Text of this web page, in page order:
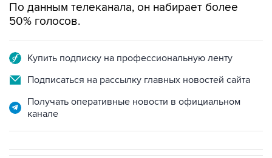
По данным телеканала, он набирает более
50% голосов.
Купить подписку на профессиональную ленту
Подписаться на рассылку главных новостей сайта
Получать оперативные новости в официальном
канале